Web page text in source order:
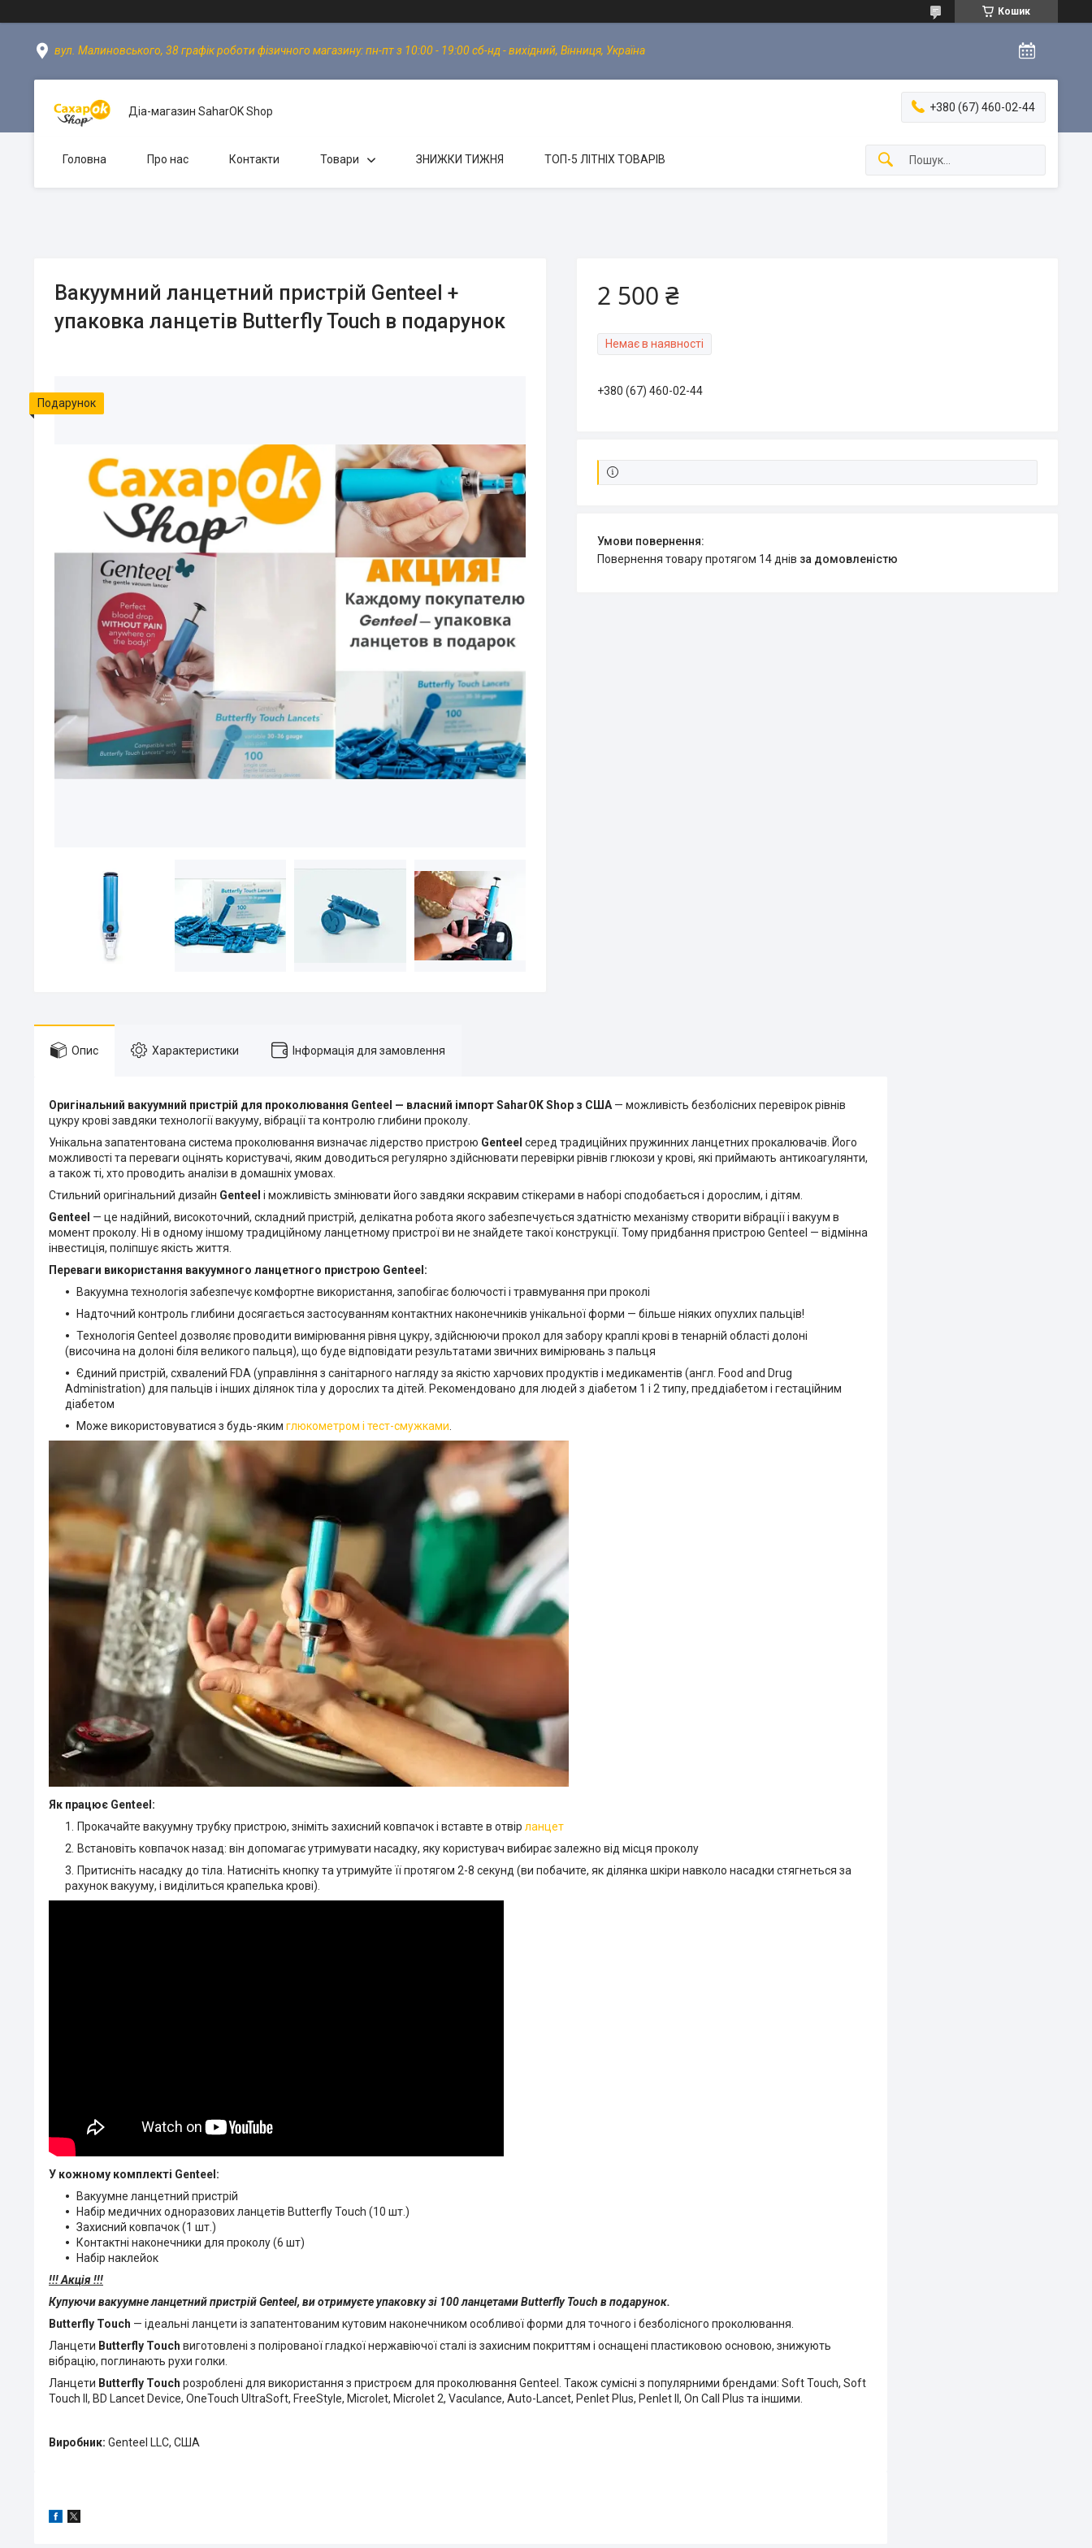
Кошик
вул. Малиновського, 38 графік роботи фізичного магазину: пн-пт з 10:00 - 19:00 сб-нд - вихідний, Вінниця, Україна
Діа-магазин SaharOK Shop +380 (67) 460-02-44
Головна Про нас Контакти Товари ЗНИЖКИ ТИЖНЯ ТОП-5 ЛІТНІХ ТОВАРІВ
Вакуумний ланцетний пристрій Genteel +
упаковка ланцетів Butterfly Touch в подарунок
Подарунок
2 500 ₴
Немає в наявності
+380 (67) 460-02-44
повернення товару протягом 14 днів за домовленістю
Опис Характеристики Інформація для замовлення
Оригінальний вакуумний пристрій для проколювання Genteel — власний імпорт SaharOK Shop з США — можливість безболісних перевірок рівнів
цукру крові завдяки технології вакууму, вібрації та контролю глибини проколу.
Унікальна запатентована система проколювання визначає лідерство пристрою Genteel серед традиційних пружинних ланцетних прокалювачів. Його
можливості та переваги оцінять користувачі, яким доводиться регулярно здійснювати перевірки рівнів глюкози у крові, які приймають антикоагулянти,
а також ті, хто проводить аналізи в домашніх умовах.
Стильний оригінальний дизайн Genteel і можливість змінювати його завдяки яскравим стікерами в наборі сподобається і дорослим, і дітям.
Genteel — це надійний, високоточний, складний пристрій, делікатна робота якого забезпечується здатністю механізму створити вібрації і вакуум в
момент проколу. Ні в одному іншому традиційному ланцетному пристрої ви не знайдете такої конструкції. Тому придбання пристрою Genteel — відмінна
інвестиція, поліпшує якість життя.
Переваги використання вакуумного ланцетного пристрою Genteel:
Вакуумна технологія забезпечує комфортне використання, запобігає болючості і травмування при проколі
Надточний контроль глибини досягається застосуванням контактних наконечників унікальної форми — більше ніяких опухлих пальців!
Технологія Genteel дозволяє проводити вимірювання рівня цукру, здійснюючи прокол для забору краплі крові в тенарній області долоні
(височина на долоні біля великого пальця), що буде відповідати результатами звичних вимірювань з пальця
Єдиний пристрій, схвалений FDA (управління з санітарного нагляду за якістю харчових продуктів і медикаментів (англ. Food and Drug
Administration) для пальців і інших ділянок тіла у дорослих та дітей. Рекомендовано для людей з діабетом 1 і 2 типу, преддіабетом і гестаційним
діабетом
Може використовуватися з будь-яким глюкометром і тест-смужками
Як працює Genteel:
Прокачайте вакуумну трубку пристрою, зніміть захисний ковпачок і вставте в отвір ланцет
Встановіть ковпачок назад: він допомагає утримувати насадку, яку користувач вибирає залежно від місця проколу
Притисніть насадку до тіла. Натисніть кнопку та утримуйте її протягом 2-8 секунд (ви побачите, як ділянка шкіри навколо насадки стягнеться за
рахунок вакууму, і виділиться крапелька крові).
У кожному комплекті Genteel:
Вакуумне ланцетний пристрій
Набір медичних одноразових ланцетів Butterfly Touch (10 шт.)
Захисний ковпачок (1 шт.)
Контактні наконечники для проколу (6 шт)
Набір наклейок
!!! Акція !!!
Купуючи вакуумне ланцетний пристрій Genteel, ви отримуєте упаковку зі 100 ланцетами Butterfly Touch в подарунок.
Butterfly Touch — ідеальні ланцети із запатентованим кутовим наконечником особливої форми для точного і безболісного проколювання.
Ланцети Butterfly Touch виготовлені з полірованої гладкої нержавіючої сталі із захисним покриттям і оснащені пластиковою основою, знижують
вібрацію, поглинають рухи голки.
Ланцети Butterfly Touch розроблені для використання з пристроєм для проколювання Genteel. Також сумісні з популярними брендами: Soft Touch, Soft
Touch II, BD Lancet Device, OneTouch UltraSoft, FreeStyle, Microlet, Microlet 2, Vaculance, Auto-Lancet, Penlet Plus, Penlet II, On Call Plus та іншими.
Виробник: Genteel LLC, США